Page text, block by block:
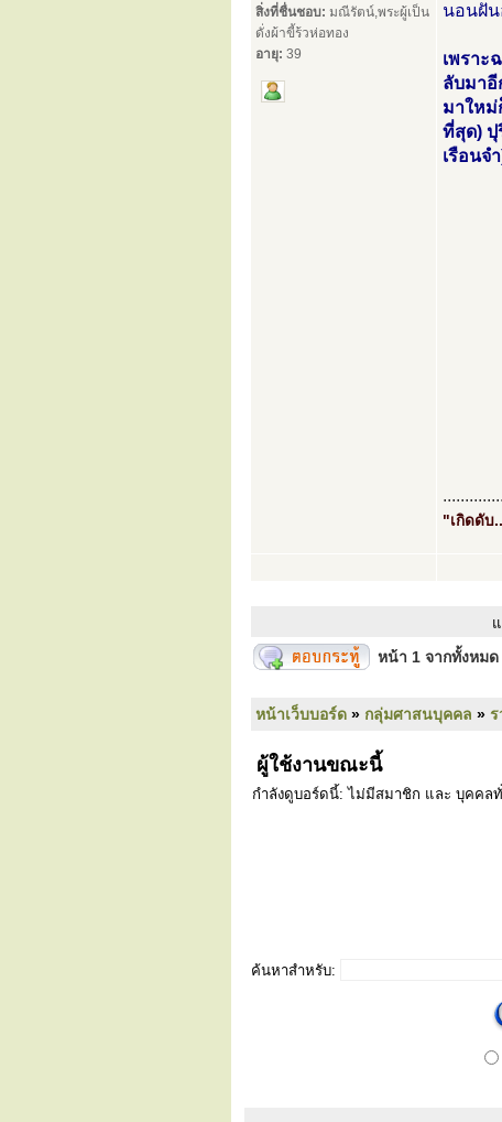
สิ่งที่ชื่นชอบ: มณีรัตน์,พระผู้เป็น
ดั่งผ้าขี้ร้วห่อทอง
อายุ: 39
นอนฝัน
เพราะ
ลับมาอี
มาใหม่
ที่สุด) ปุ
เรือนจ
"เกิดดับ
หน้า 1 จากทั้งหมด
หน้าเว็บบอร์ด » กลุ่มศาสนบุคคล » ร
ผู้ใช้งานขณะนี้
กำลังดูบอร์ดนี้: ไม่มีสมาชิก และ บุคคล
ค้นหาสำหรับ: